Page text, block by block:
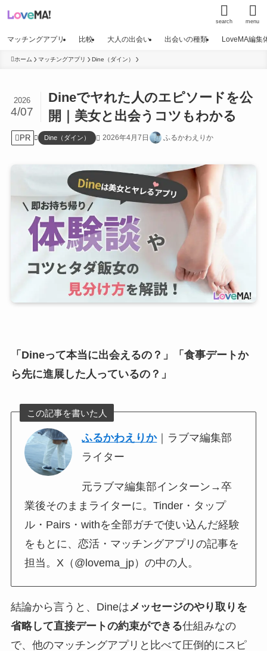
search menu
マッチングアプリ 比較 大人の出会い 出会いの種類 LoveMA編集
ホーム マッチングアプリ Dine（ダイン）
Dineでヤれた人のエピソードを公
開｜美女と出会うコツもわかる
2026
4/07
PR Dine（ダイン） 2026年4月7日 ふるかわえりか
「Dineって本当に出会えるの？」「食事デートか
ら先に進展した人っているの？」
この記事を書いた人
ふるかわえりか｜ラブマ編集部
ライター
元ラブマ編集部インターン→卒
業後そのままライターに。Tinder・タップ
ル・Pairs・withを全部ガチで使い込んだ経験
をもとに、恋活・マッチングアプリの記事を
担当。X（@lovema_jp）の中の人。
結論から言うと、Dineは メッセージのやり取りを
省略して直接デートの約束ができる仕組みなの
で、他のマッチングアプリと比べて圧倒的にスピ